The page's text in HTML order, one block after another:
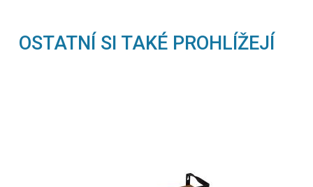
OSTATNÍ SI TAKÉ PROHLÍŽEJÍ